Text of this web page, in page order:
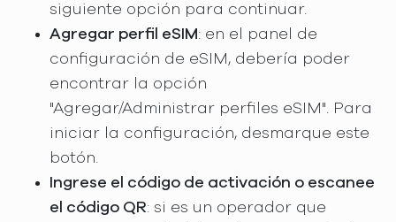
siguiente opción para continuar.
Agregar perfil eSIM: en el panel de
configuración de eSIM, debería poder
encontrar la opción
"Agregar/Administrar perfiles eSIM". Para
iniciar la configuración, desmarque este
botón.
Ingrese el código de activación o escanee
el código QR: si es un operador que